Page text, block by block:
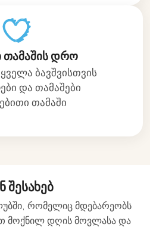
თამაშის დრო
ბავშვისთვის
და თამაშები
თამაში
შესახებ
რომელიც მდებარეობს
მოქნილ დღის მოვლასა და